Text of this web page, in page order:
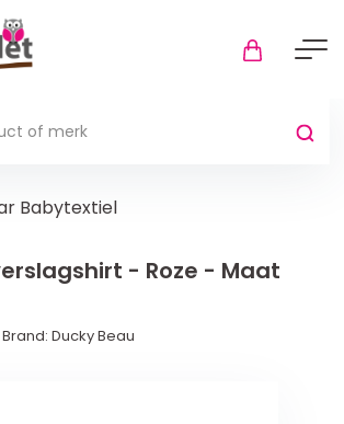
Babytextiel
- Roze - Maat
Brand: Ducky Beau